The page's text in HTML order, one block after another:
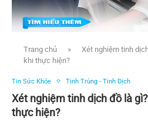
Trang chủ »
Xét nghiệm tinh
khi thực hiện?
Tin Sức Khỏe Tinh Trùng - Tinh Dịch
Xét nghiệm tinh dịch đồ là
thực hiện?